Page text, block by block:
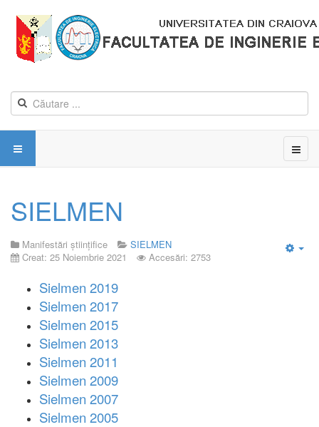
SIELMEN
Manifestări științifice
SIELMEN
Creat: 25 Noiembrie 2021
Accesări: 2753
Sielmen 2019
Sielmen 2017
Sielmen 2015
Sielmen 2013
Sielmen 2011
Sielmen 2009
Sielmen 2007
Sielmen 2005